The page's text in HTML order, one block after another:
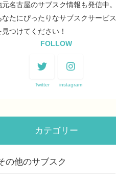
元名古屋のサブスク情報も発信中。
なたにぴったりなサブスクサービス
見つけてください！
FOLLOW
Twitter instagram
カテゴリー
の他のサブスク